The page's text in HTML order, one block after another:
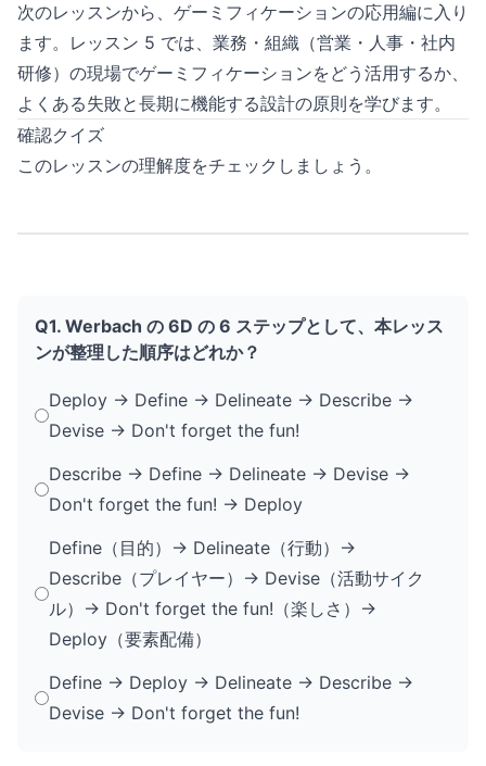
次のレッスンから、ゲーミフィケーションの応用編に入り
ます。レッスン 5 では、業務・組織（営業・人事・社内
研修）の現場でゲーミフィケーションをどう活用するか、
よくある失敗と長期に機能する設計の原則を学びます。
確認クイズ
このレッスンの理解度をチェックしましょう。
Q1. Werbach の 6D の 6 ステップとして、本レッス
ンが整理した順序はどれか？
Deploy → Define → Delineate → Describe →
Devise → Don't forget the fun!
Describe → Define → Delineate → Devise →
Don't forget the fun! → Deploy
Define（目的）→ Delineate（行動）→
Describe（プレイヤー）→ Devise（活動サイク
ル）→ Don't forget the fun!（楽しさ）→
Deploy（要素配備）
Define → Deploy → Delineate → Describe →
Devise → Don't forget the fun!